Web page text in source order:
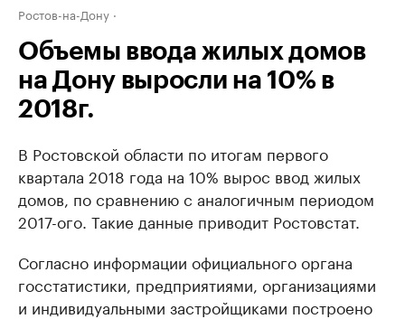
Ростов-на-Дону
Объемы ввода жилых домов
на Дону выросли на 10% в
2018г.
В Ростовской области по итогам первого
квартала 2018 года на 10% вырос ввод жилых
домов, по сравнению с аналогичным периодом
2017-ого. Такие данные приводит Ростовстат.
Согласно информации официального органа
госстатистики, предприятиями, организациями
и индивидуальными застройщиками построено